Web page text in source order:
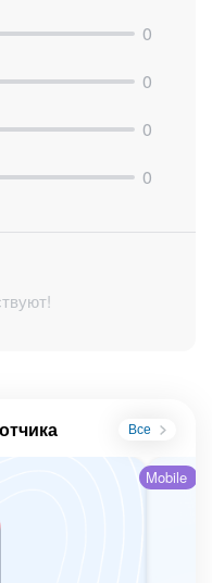
0
0
0
0
Все
Mobile